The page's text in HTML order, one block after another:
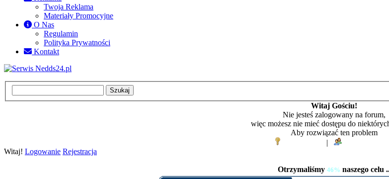
Twoja Reklama
Materiały Promocyjne
O Nas
Regulamin
Polityka Prywatności
Kontakt
Witaj Gościu!
Nie jesteś zalogowany na forum,
więc możesz nie mieć dostępu do
Aby rozwiązać ten problem
|
Witaj! Logowanie Rejestracja
Otrzymaliśmy 46% naszego celu